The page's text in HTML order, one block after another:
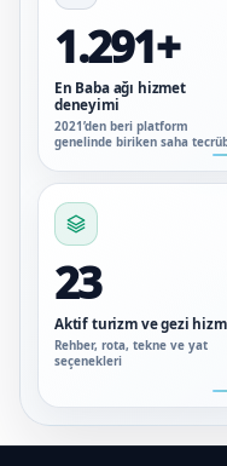
1.291+
En Baba ağı hizmet
deneyimi
2021’den beri platform
genelinde biriken saha
23
Aktif turizm ve gezi
Rehber, rota, tekne ve yat
seçenekleri